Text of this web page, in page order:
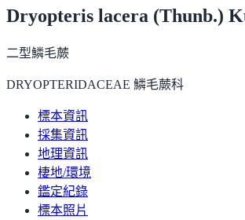
Dryopteris lacera (Thunb.)
二型鱗毛蕨
DRYOPTERIDACEAE 鱗毛蕨科
標本資訊
採集資訊
地理資訊
棲地/環境
鑑定紀錄
標本照片